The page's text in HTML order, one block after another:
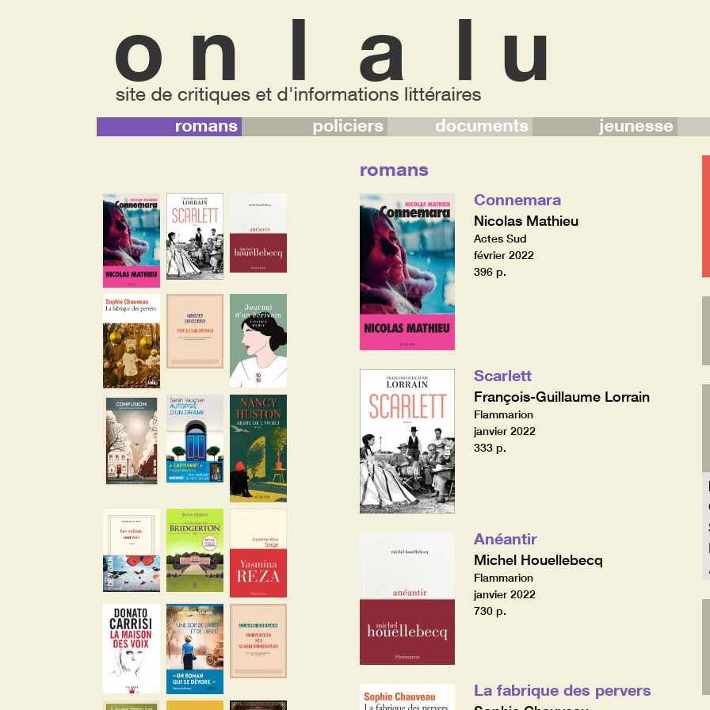
romans
Connemara
Nicolas Mathieu
Actes Sud
février 2022
396 p.
Scarlett
François-Guillaume Lorrain
Flammarion
janvier 2022
333 p.
Anéantir
Michel Houellebecq
Flammarion
janvier 2022
730 p.
La fabrique des pervers